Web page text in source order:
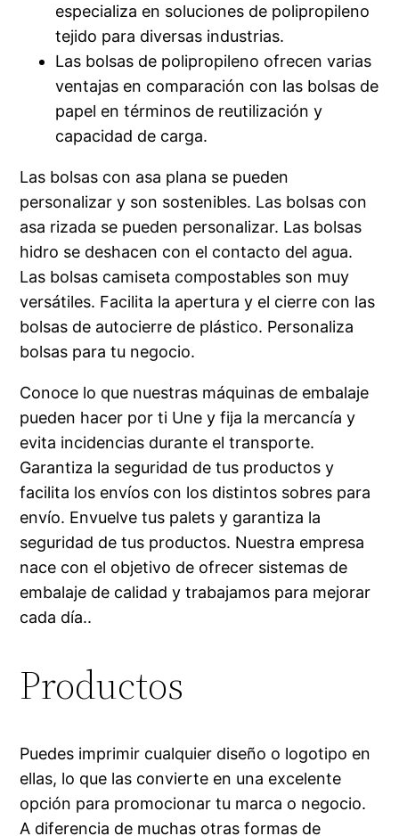
especializa en soluciones de polipropileno
tejido para diversas industrias.
Las bolsas de polipropileno ofrecen varias
ventajas en comparación con las bolsas de
papel en términos de reutilización y
capacidad de carga.
Las bolsas con asa plana se pueden
personalizar y son sostenibles. Las bolsas con
asa rizada se pueden personalizar. Las bolsas
hidro se deshacen con el contacto del agua.
Las bolsas camiseta compostables son muy
versátiles. Facilita la apertura y el cierre con las
bolsas de autocierre de plástico. Personaliza
bolsas para tu negocio.
Conoce lo que nuestras máquinas de embalaje
pueden hacer por ti Une y fija la mercancía y
evita incidencias durante el transporte.
Garantiza la seguridad de tus productos y
facilita los envíos con los distintos sobres para
envío. Envuelve tus palets y garantiza la
seguridad de tus productos. Nuestra empresa
nace con el objetivo de ofrecer sistemas de
embalaje de calidad y trabajamos para mejorar
cada día..
Productos
Puedes imprimir cualquier diseño o logotipo en
ellas, lo que las convierte en una excelente
opción para promocionar tu marca o negocio.
A diferencia de muchas otras formas de